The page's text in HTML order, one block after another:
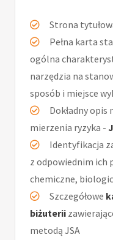
Strona
Pełna karta
ogólna
narzędzia na
sposób i miejsce
Dokładny
mierzenia ryzyka -
Identyfikacja
z odpowiednim ich
chemiczne,
Szczegółowe
biżuterii
metodą JSA